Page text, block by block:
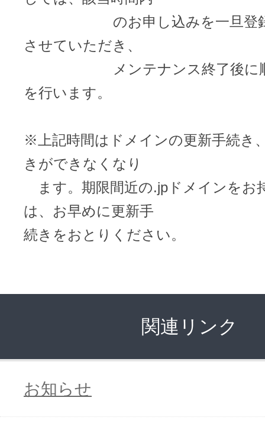
※ 弊社が独自で調査したホスティングシェ
お名前.comネットde診断
メールアドレスを作成
お名前メール
440万枚以上の電子証明書発行実績
SSL証明書
ドメイン販売パートナー
API連携や後払いが可能なプログラム
販売パートナー制度
Domain ResellerProgram
API Integration,Bulk Discount
Contact us
アフィリエイト
アフィリエイト（成果報酬型
のお申し込みを一旦登録
させていただき、
メンテナンス終了後に順
を行います。
※上記時間はドメインの更新手続き
きができなくなり
ます。期限間近の.jpドメインをお
は、お早めに更新手
続きをおとりください。
関連リンク
お知らせ